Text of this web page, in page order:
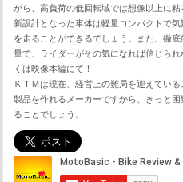
がら、高負荷の低回転域では想像以上に粘
新設計となった車体は軽量コンパクトで
を走ることができるでしょう。また、徹
量で、ライダーがその気になれば信じら
くは映像本編にて！
ＫＴＭは現在、経営上の難局を迎えてい
製品を作れるメーカーですから、きっと
ることでしょう。